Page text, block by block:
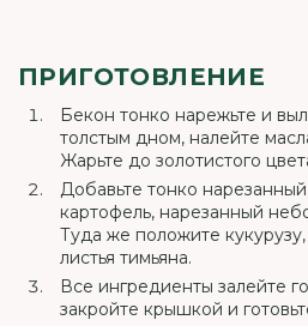
ПРИГОТОВЛЕНИЕ
Бекон тонко нарежьте и
толстым дном, налейте
Жарьте до золотистого
Добавьте тонко
картофель, нарезанный
Туда же положите
листья тимьяна.
Все ингредиенты залейте
закройте крышкой и